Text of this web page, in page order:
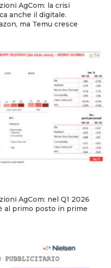
AgCom: la crisi
anche il digitale.
ma Temu cresce
AgCom: nel Q1 2026
al primo posto in prime